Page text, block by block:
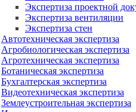
Экспертиза проектной
Экспертиза вентиляции
Экспертиза стен
Автотехническая экспертиза
Агробиологическая экспертиза
Агротехническая экспертиза
Ботаническая экспертиза
Бухгалтерская экспертиза
Видеотехническая экспертиза
Землеустроительная экспертиза